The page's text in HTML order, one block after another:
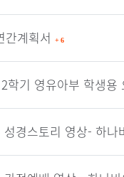
간계획서 + 6
학기 영유아부 학생
경스토리 영상- 하나